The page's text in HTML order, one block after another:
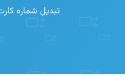
تبدیل شماره